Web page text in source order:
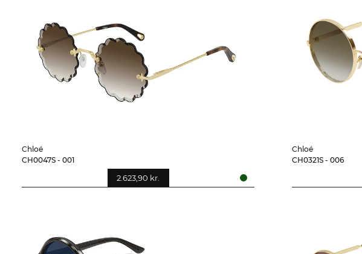
Chloé
CH0047S - 001
2.623,90 kr.
Chloé
CH0321S - 006